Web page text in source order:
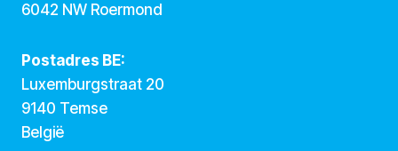
6042 NW Roermond
Postadres BE:
Luxemburgstraat 20
9140 Temse
België